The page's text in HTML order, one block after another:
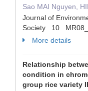
Sao MAI Nguyen,
Journal of
Society 10
More details
Relationship
condition in
group rice variety